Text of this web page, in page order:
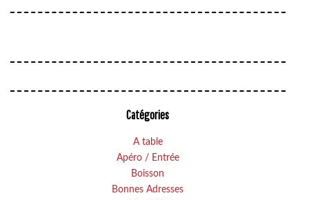
Catégories
A table
Apéro / Entrée
Boisson
Bonnes Adresses